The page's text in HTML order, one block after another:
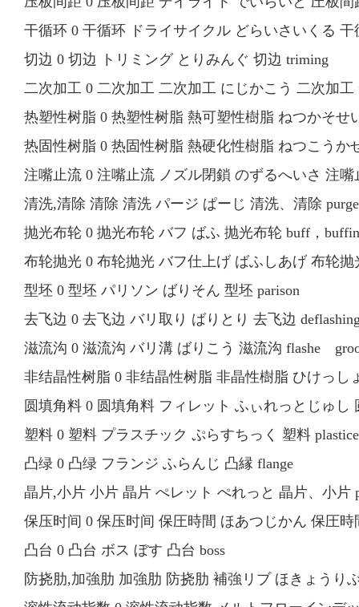
干循环 0 干循环 ドライサイクル どらいさいくる
切边 0 切边 トリミング とりみんぐ 切边 triming
二次加工 0 二次加工 二次加工 にじかこう 二次加工
热塑性树脂 0 热塑性树脂 熱可塑性樹脂 ねつかそ
热固性树脂 0 热固性树脂 熱硬化性樹脂 ねつこう
注嘴止流 0 注嘴止流 ノズル閉鎖 のずるへいさ 注
清洗,清除 清除 清洗 パージ ぱーじ 清洗、清除 purge
抛光布轮 0 抛光布轮 バフ ばふ 抛光布轮 buff，
布轮抛光 0 布轮抛光 バフ仕上げ ばふしあげ 布轮抛
型坯 0 型坯 パリソン ばりそん 型坯 parison
去飞边 0 去飞边 バリ取り ばりとり 去飞边
滋流沟 0 滋流沟 バリ溝 ばりこう 滋流沟 flashe
非结晶性树脂 0 非结晶性树脂 非晶性樹脂 ひけっ
圆填角料 0 圆填角料 フィレット ふぃれっとじゅし
塑料 0 塑料 プラスチック ぷらすちっく 塑料
凸绿 0 凸绿 フランジ ふらんじ 凸縁 flange
晶片,小片 小片 晶片 ぺレット ぺれっと 晶片、小片
保压时间 0 保压时间 保圧時間 ほあつじかん 保圧
凸台 0 凸台 ボス ぼす 凸台 boss
防挠肋,加強肋 加強肋 防挠肋 補強リブ ほきょう